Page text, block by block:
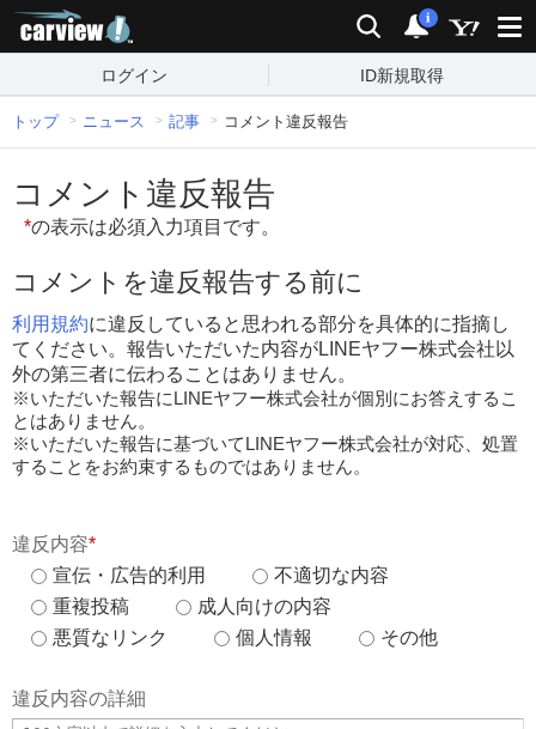
検索 通知
i
ログイン ID新規取得
トップ ニュース 記事 コメント違反報告
コメント違反報告
*の表示は必須入力項目です。
コメントを違反報告する前に
利用規約に違反していると思われる部分を具体的に指摘し
てください。報告いただいた内容がLINEヤフー株式会社以
外の第三者に伝わることはありません。
※いただいた報告にLINEヤフー株式会社が個別にお答えするこ
とはありません。
※いただいた報告に基づいてLINEヤフー株式会社が対応、処置
することをお約束するものではありません。
違反内容*
宣伝・広告的利用
不適切な内容
重複投稿
成人向けの内容
悪質なリンク
個人情報 その他
違反内容の詳細